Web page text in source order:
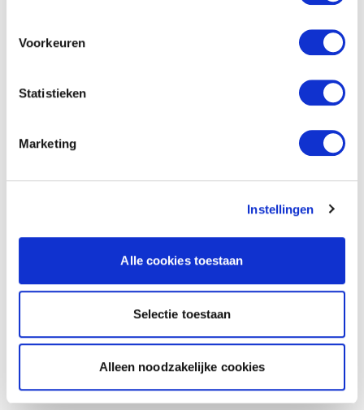
Voorkeuren
Statistieken
Marketing
Instellingen
Alle cookies toestaan
Selectie toestaan
Alleen noodzakelijke cookies